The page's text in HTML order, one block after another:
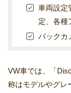
車両設定
定、各種
バックカ
VW車では、「
称はモデルやグレ